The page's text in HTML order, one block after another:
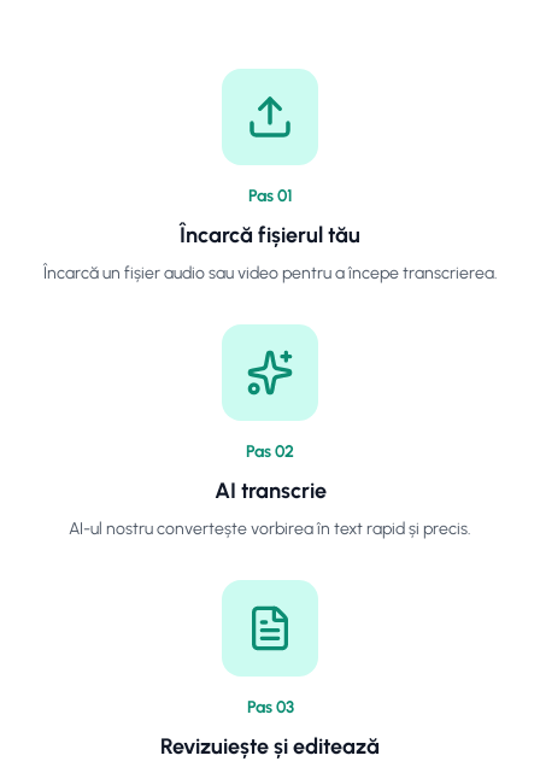
Pas01
Încarcă fișierul tău
Încarcă un fișier audio sau video pentru a începe transcrierea.
Pas02
AI transcrie
AI-ul nostru convertește vorbirea în text rapid și precis.
Pas03
Revizuiește și editează